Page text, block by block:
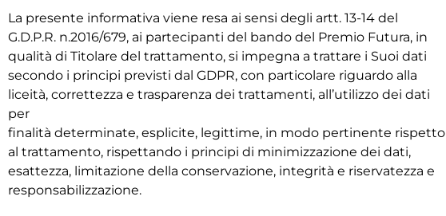
La presente informativa viene resa ai sensi degli artt. 13-14 del
G.D.P.R. n.2016/679, ai partecipanti del bando del Premio Futura, in
qualità di Titolare del trattamento, si impegna a trattare i Suoi dati
secondo i principi previsti dal GDPR, con particolare riguardo alla
liceità, correttezza e trasparenza dei trattamenti, all’utilizzo dei dati
per
finalità determinate, esplicite, legittime, in modo pertinente rispetto
al trattamento, rispettando i principi di minimizzazione dei dati,
esattezza, limitazione della conservazione, integrità e riservatezza e
responsabilizzazione.